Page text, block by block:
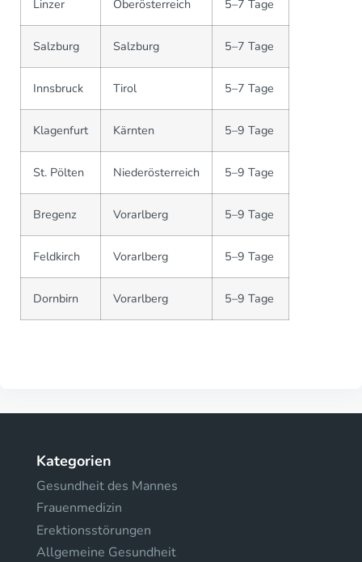
Linzer Oberösterreich 5–7 Tage
Salzburg Salzburg 5–7 Tage
Innsbruck Tirol 5–7 Tage
Klagenfurt Kärnten 5–9 Tage
St. Pölten Niederösterreich 5–9 Tage
Bregenz Vorarlberg 5–9 Tage
Feldkirch Vorarlberg 5–9 Tage
Dornbirn Vorarlberg 5–9 Tage
Kategorien
Gesundheit des Mannes
Frauenmedizin
Erektionsstörungen
Allgemeine Gesundheit